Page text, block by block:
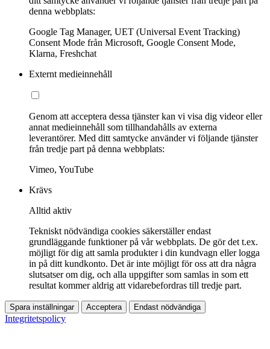
denna webbplats:
Google Tag Manager, UET (Universal Event Tracking)
Consent Mode från Microsoft, Google Consent Mode,
Klarna, Freshchat
Externt medieinnehåll
Genom att acceptera dessa tjänster kan vi visa dig videor eller
annat medieinnehåll som tillhandahålls av externa
leverantörer. Med ditt samtycke använder vi följande tjänster
från tredje part på denna webbplats:
Vimeo, YouTube
Krävs
Alltid aktiv
Tekniskt nödvändiga cookies säkerställer endast
grundläggande funktioner på vår webbplats. De gör det t.ex.
möjligt för dig att samla produkter i din kundvagn eller logga
in på ditt kundkonto. Det är inte möjligt för oss att dra några
slutsatser om dig, och alla uppgifter som samlas in som ett
resultat kommer aldrig att vidarebefordras till tredje part.
Spara inställningar Acceptera Endast nödvändiga
Integritetspolicy